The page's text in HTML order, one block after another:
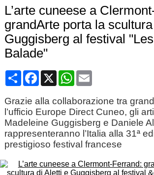
L’arte cuneese a
grandArte porta la
Guggisberg al festival
Balade"
CondividiFacebook
X WhatsApp
Email
Grazie alla collaborazione tra
l’ufficio Europe Direct Cuneo, gli
Madeleine Guggisberg e Daniele
rappresenteranno l’Italia alla 31ª
prestigioso festival francese